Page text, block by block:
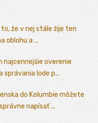
že v nej stále žije ten
oblohu a ...
najcennejšie overenie
lode p...
do Kolumbie môžete
napísať ...